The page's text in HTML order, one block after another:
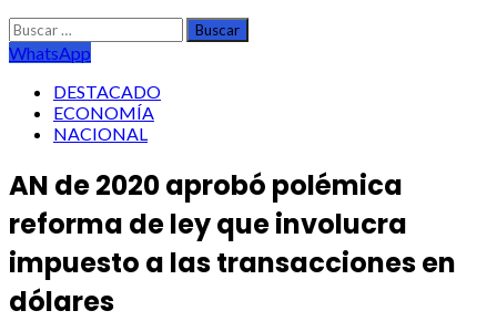
Buscar:
WhatsApp
DESTACADO
ECONOMÍA
NACIONAL
AN de 2020 aprobó polémica
reforma de ley que involucra
impuesto a las transacciones en
dólares